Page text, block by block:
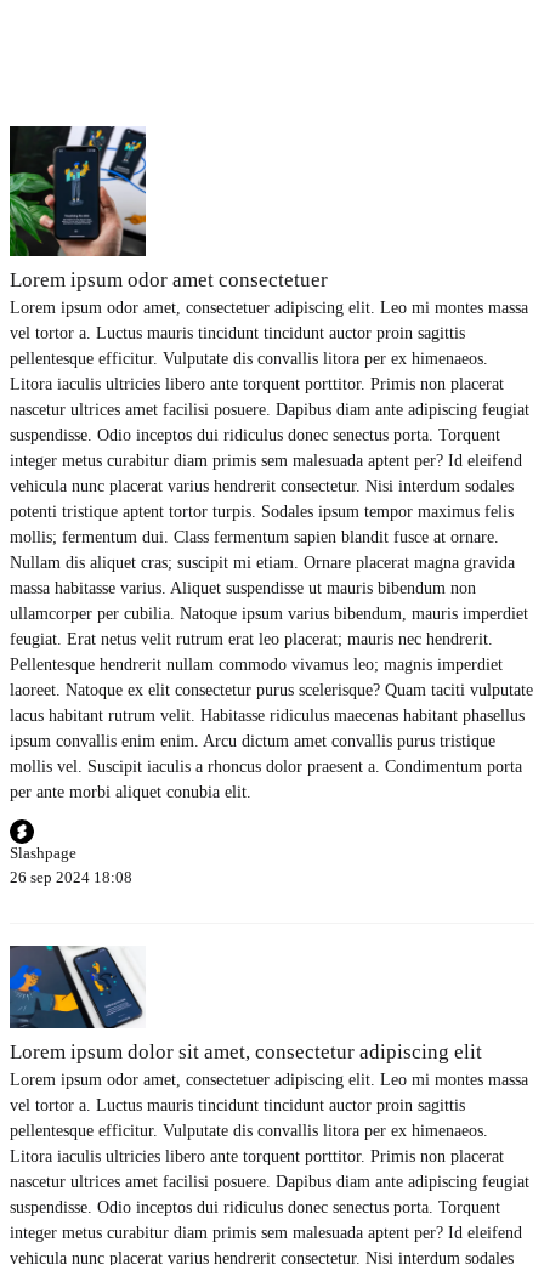
Lorem ipsum odor amet consectetuer
Lorem ipsum odor amet, consectetuer adipiscing elit. Leo mi montes massa
vel tortor a. Luctus mauris tincidunt tincidunt auctor proin sagittis
pellentesque efficitur. Vulputate dis convallis litora per ex himenaeos.
Litora iaculis ultricies libero ante torquent porttitor. Primis non placerat
nascetur ultrices amet facilisi posuere. Dapibus diam ante adipiscing feugiat
suspendisse. Odio inceptos dui ridiculus donec senectus porta. Torquent
integer metus curabitur diam primis sem malesuada aptent per? Id eleifend
vehicula nunc placerat varius hendrerit consectetur. Nisi interdum sodales
potenti tristique aptent tortor turpis. Sodales ipsum tempor maximus felis
mollis; fermentum dui. Class fermentum sapien blandit fusce at ornare.
Nullam dis aliquet cras; suscipit mi etiam. Ornare placerat magna gravida
massa habitasse varius. Aliquet suspendisse ut mauris bibendum non
ullamcorper per cubilia. Natoque ipsum varius bibendum, mauris imperdiet
feugiat. Erat netus velit rutrum erat leo placerat; mauris nec hendrerit.
Pellentesque hendrerit nullam commodo vivamus leo; magnis imperdiet
laoreet. Natoque ex elit consectetur purus scelerisque? Quam taciti vulputate
lacus habitant rutrum velit. Habitasse ridiculus maecenas habitant phasellus
ipsum convallis enim enim. Arcu dictum amet convallis purus tristique
mollis vel. Suscipit iaculis a rhoncus dolor praesent a. Condimentum porta
per ante morbi aliquet conubia elit.
Slashpage
26 sep 2024 18:08
Lorem ipsum dolor sit amet, consectetur adipiscing elit
Lorem ipsum odor amet, consectetuer adipiscing elit. Leo mi montes massa
vel tortor a. Luctus mauris tincidunt tincidunt auctor proin sagittis
pellentesque efficitur. Vulputate dis convallis litora per ex himenaeos.
Litora iaculis ultricies libero ante torquent porttitor. Primis non placerat
nascetur ultrices amet facilisi posuere. Dapibus diam ante adipiscing feugiat
suspendisse. Odio inceptos dui ridiculus donec senectus porta. Torquent
integer metus curabitur diam primis sem malesuada aptent per? Id eleifend
vehicula nunc placerat varius hendrerit consectetur. Nisi interdum sodales